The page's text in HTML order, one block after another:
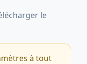
le
à tout